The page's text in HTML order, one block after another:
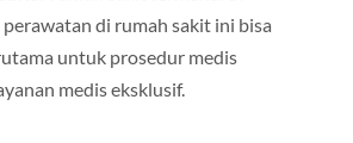
di rumah sakit ini bisa
untuk prosedur medis
medis eksklusif.